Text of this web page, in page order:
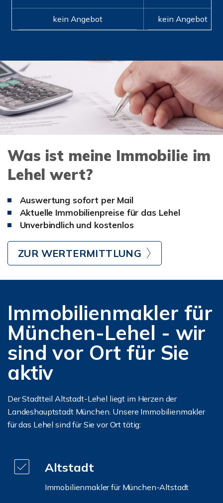
kein Angebot kein Angebot
Was ist meine Immobilie im
Lehel wert?
Auswertung sofort per Mail
Aktuelle Immobilienpreise für das Lehel
Unverbindlich und kostenlos
ZUR WERTERMITTLUNG
Immobilienmakler für
München-Lehel - wir
sind vor Ort für Sie
aktiv
Der Stadtteil Altstadt-Lehel liegt im Herzen der
Landeshauptstadt München. Unsere Immobilienmakler
für das Lehel sind für Sie vor Ort tätig:
Altstadt
Immobilienmakler für München-Altstadt